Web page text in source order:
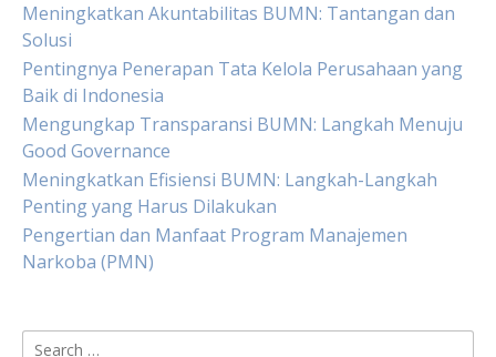
Meningkatkan Akuntabilitas BUMN: Tantangan dan
Solusi
Pentingnya Penerapan Tata Kelola Perusahaan yang
Baik di Indonesia
Mengungkap Transparansi BUMN: Langkah Menuju
Good Governance
Meningkatkan Efisiensi BUMN: Langkah-Langkah
Penting yang Harus Dilakukan
Pengertian dan Manfaat Program Manajemen
Narkoba (PMN)
Search